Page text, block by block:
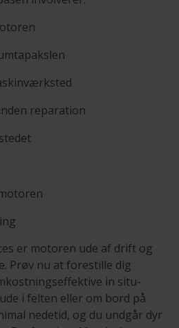
reparation
er motoren ude af drift og
Prøv nu at forestille dig
in situ-
i felten eller om bord på
nedetid, og du undgår dyr